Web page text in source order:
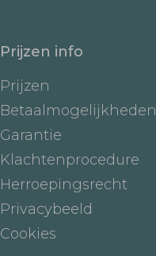
Prijzen info
Prijzen
Betaalmogelijkheden
Garantie
Klachtenprocedure
Herroepingsrecht
Privacybeeld
Cookies